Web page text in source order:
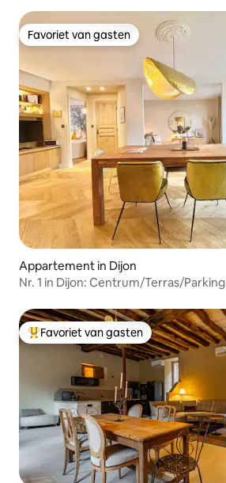
Favoriet van gasten
Favoriet van gasten
Appartement in Dijon
Nr. 1 in Dijon: Centrum/Terras/Parking
Topfavoriet van gasten
Favoriet van gasten